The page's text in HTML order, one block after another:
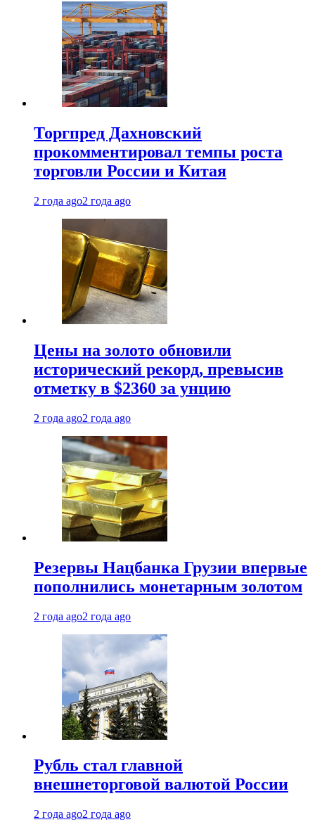
Торгпред Дахновский
прокомментировал темпы роста
торговли России и Китая
2 года ago2 года ago
Цены на золото обновили
исторический рекорд, превысив
отметку в $2360 за унцию
2 года ago2 года ago
Резервы Нацбанка Грузии впервые
пополнились монетарным золотом
2 года ago2 года ago
Рубль стал главной
внешнеторговой валютой России
2 года ago2 года ago